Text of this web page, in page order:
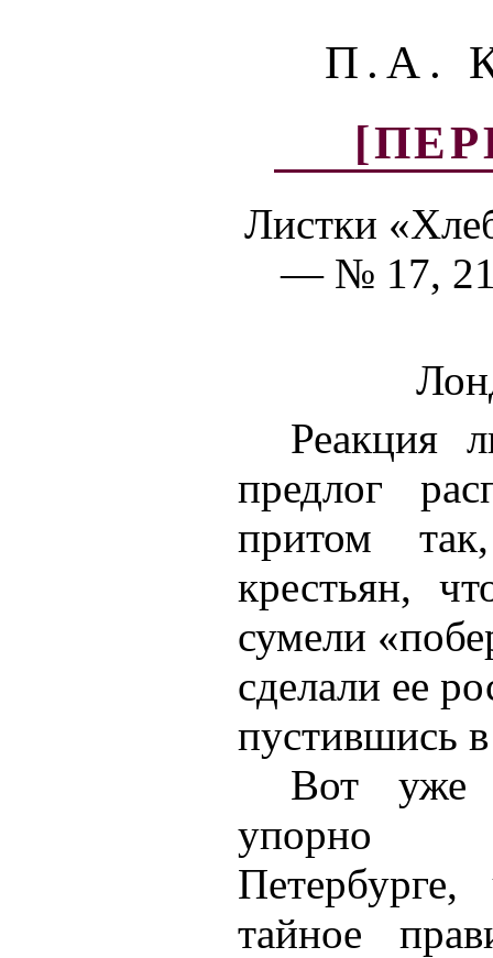
П.А.
Листки
— № 17,
Реакция
предлог
притом
крестьян,
сумели
сделали ее
пустившись
Вот уже
упорно
Петербурге,
тайное